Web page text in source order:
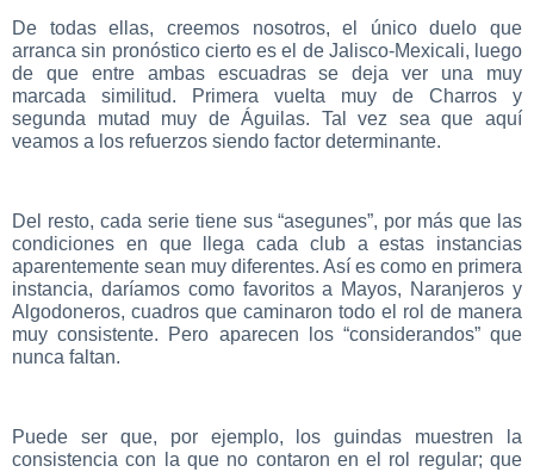
De todas ellas, creemos nosotros, el único duelo que
arranca sin pronóstico cierto es el de Jalisco-Mexicali, luego
de que entre ambas escuadras se deja ver una muy
marcada similitud. Primera vuelta muy de Charros y
segunda mutad muy de Águilas. Tal vez sea que aquí
veamos a los refuerzos siendo factor determinante.
Del resto, cada serie tiene sus “asegunes”, por más que las
condiciones en que llega cada club a estas instancias
aparentemente sean muy diferentes. Así es como en primera
instancia, daríamos como favoritos a Mayos, Naranjeros y
Algodoneros, cuadros que caminaron todo el rol de manera
muy consistente. Pero aparecen los “considerandos” que
nunca faltan.
Puede ser que, por ejemplo, los guindas muestren la
consistencia con la que no contaron en el rol regular; que